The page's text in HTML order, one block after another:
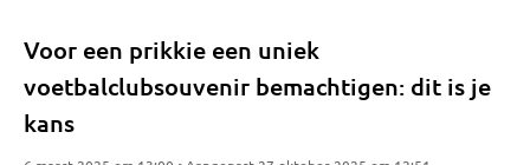
Voor een prikkie een uniek
voetbalclubsouvenir bemachtigen: dit is je
kans